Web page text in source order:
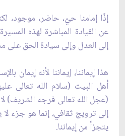
إذًا إمامنا حيّ، حاضر، موجود،
عن القيادة المباشرة لهذه
إلى العدل وإلى سيادة الحق على
هذا إيماننا، إيماننا لأنه إيمان
أهل البيت (سلام الله تعالى
(عجل الله تعالى فرجه الشريف)
إلى ترويج ثقافي، إنما هو جزء لا
يتجزأ من إيماننا.